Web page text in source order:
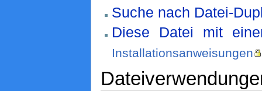
Suche nach Datei-
Diese Datei mit
Installationsanweisungen